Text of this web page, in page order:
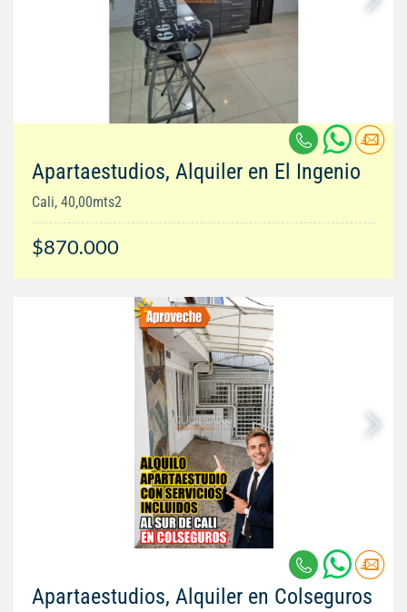
Apartaestudios, Alquiler en El Ingenio
Cali, 40,00mts2
$870.000
Apartaestudios, Alquiler en Colseguros